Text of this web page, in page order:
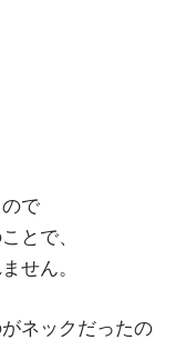
で
とで、
せん。
ネックだったの